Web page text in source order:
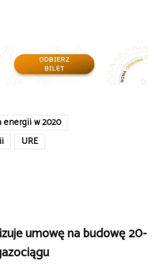
energii w 2020
URE
umowę na budowę 20-